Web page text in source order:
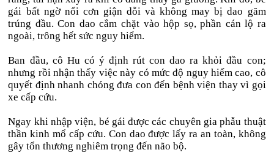
gái bất ngờ nổi cơn giận dỗi và không may bị dao găm
trúng đầu. Con dao cắm chặt vào hộp sọ, phần cán lộ ra
ngoài, trông hết sức nguy hiểm.
Ban đầu, cô Hu có ý định rút con dao ra khỏi đầu con;
nhưng rồi nhận thấy việc này có mức độ nguy hiểm cao, cô
quyết định nhanh chóng đưa con đến bệnh viện thay vì gọi
xe cấp cứu.
Ngay khi nhập viện, bé gái được các chuyên gia phẫu thuật
thần kinh mổ cấp cứu. Con dao được lấy ra an toàn, không
gây tổn thương nghiêm trọng đến não bộ.